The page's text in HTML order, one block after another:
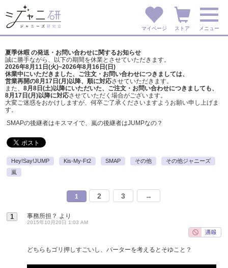
マイページ ストア メニュー
夏季休暇 の発送・お問い合わせに関するお知らせ
誠に勝手ながら、以下の期間を休業とさせていただきます。
2026年8月11日(火)~2026年8月16日(日)
休業中にいただきました、ご注文・お問い合わせにつきましては、
営業再開の8月17日(月)以降、順に対応させていただきます。
また、 8月8日(土)以降にいただいた、ご注文・ お問い合わせにつきましても、
8月17日(月)以降に対応させていただく場合がございます。
大変ご迷惑をおかけしますが、 何卒ご了承くださいますようお願い申し上げま
す。
SMAPの後継者はキスマイで、嵐の後継者はJUMPなの？
Hey!Say!JUMP Kis-My-Ft2 SMAP その他
その他ジャニーズ
嵐
1 2 3 →
1 事務所担？ より
2015年10月20日 1:03 AM
どちらもゴリ押しすごいし、バーターを考えるとそゆこと？